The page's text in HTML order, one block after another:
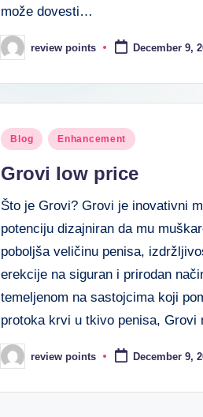
može dovesti…
review points December 9,
Blog Enhancement
Grovi low price
Što je Grovi? Grovi je inovativni
potenciju dizajniran da mu
poboljša veličinu penisa,
erekcije na siguran i prirodan
temeljenom na sastojcima koji
protoka krvi u tkivo penisa,
review points December 9,